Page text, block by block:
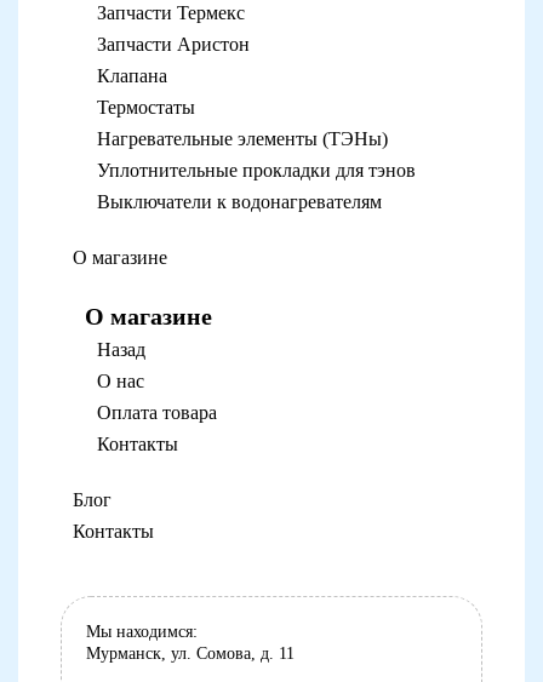
Запчасти Термекс
Запчасти Аристон
Клапана
Термостаты
Нагревательные элементы (ТЭНы)
Уплотнительные прокладки для тэнов
Выключатели к водонагревателям
О магазине
О магазине
Назад
О нас
Оплата товара
Контакты
Блог
Контакты
Мы находимся:
Мурманск, ул. Сомова, д. 11